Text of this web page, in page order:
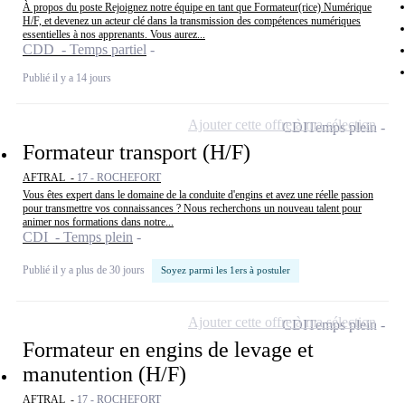
À propos du poste Rejoignez notre équipe en tant que Formateur(rice) Numérique
H/F, et devenez un acteur clé dans la transmission des compétences numériques
essentielles à nos apprenants. Vous aurez...
CDD - Temps partiel
Publié il y a 14 jours
Formateur transport (H/F)
AFTRAL - 17 - ROCHEFORT
Vous êtes expert dans le domaine de la conduite d'engins et avez une réelle passion
pour transmettre vos connaissances ? Nous recherchons un nouveau talent pour
animer nos formations dans notre...
CDI - Temps plein
Publié il y a plus de 30 jours Soyez parmi les 1ers à postuler
CDITemps plein
Ajouter cette offre à ma sélection
Formateur en engins de levage et
manutention (H/F)
AFTRAL - 17 - ROCHEFORT
CDITemps plein
Ajouter cette offre à ma sélection